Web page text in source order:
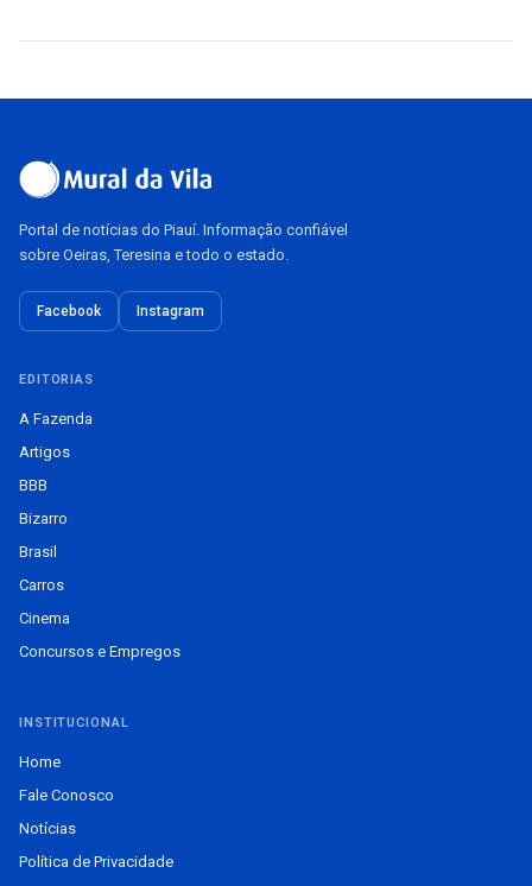
Portal de notícias do Piauí. Informação confiável
sobre Oeiras, Teresina e todo o estado.
Facebook Instagram
EDITORIAS
A Fazenda
Artigos
BBB
Bizarro
Brasil
Carros
Cinema
Concursos e Empregos
INSTITUCIONAL
Home
Fale Conosco
Notícias
Política de Privacidade